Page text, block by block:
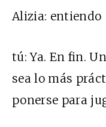
Alizia: entiendo
tú:Ya. En fin.
sea lo más
ponerse para